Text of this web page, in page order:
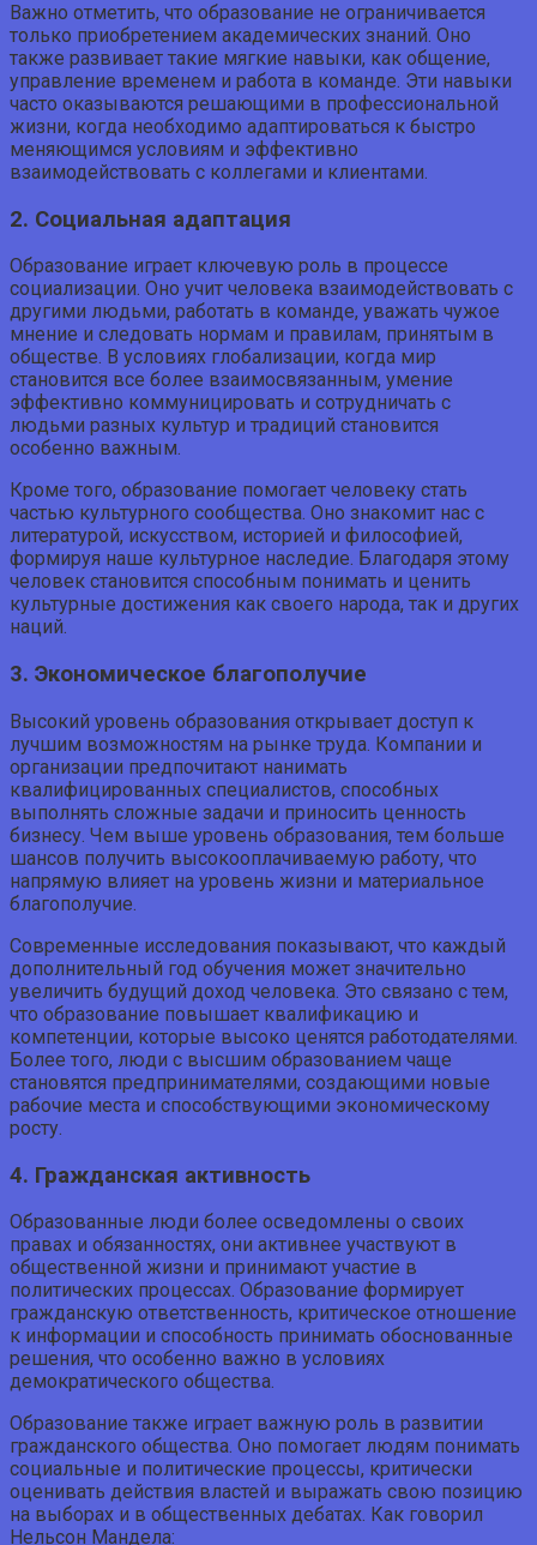
Важно отметить, что образование не ограничивается
только приобретением академических знаний. Оно
также развивает такие мягкие навыки, как общение,
управление временем и работа в команде. Эти навыки
часто оказываются решающими в профессиональной
жизни, когда необходимо адаптироваться к быстро
меняющимся условиям и эффективно
взаимодействовать с коллегами и клиентами.
2. Социальная адаптация
Образование играет ключевую роль в процессе
социализации. Оно учит человека взаимодействовать с
другими людьми, работать в команде, уважать чужое
мнение и следовать нормам и правилам, принятым в
обществе. В условиях глобализации, когда мир
становится все более взаимосвязанным, умение
эффективно коммуницировать и сотрудничать с
людьми разных культур и традиций становится
особенно важным.
Кроме того, образование помогает человеку стать
частью культурного сообщества. Оно знакомит нас с
литературой, искусством, историей и философией,
формируя наше культурное наследие. Благодаря этому
человек становится способным понимать и ценить
культурные достижения как своего народа, так и других
наций.
3. Экономическое благополучие
Высокий уровень образования открывает доступ к
лучшим возможностям на рынке труда. Компании и
организации предпочитают нанимать
квалифицированных специалистов, способных
выполнять сложные задачи и приносить ценность
бизнесу. Чем выше уровень образования, тем больше
шансов получить высокооплачиваемую работу, что
напрямую влияет на уровень жизни и материальное
благополучие.
Современные исследования показывают, что каждый
дополнительный год обучения может значительно
увеличить будущий доход человека. Это связано с тем,
что образование повышает квалификацию и
компетенции, которые высоко ценятся работодателями.
Более того, люди с высшим образованием чаще
становятся предпринимателями, создающими новые
рабочие места и способствующими экономическому
росту.
4. Гражданская активность
Образованные люди более осведомлены о своих
правах и обязанностях, они активнее участвуют в
общественной жизни и принимают участие в
политических процессах. Образование формирует
гражданскую ответственность, критическое отношение
к информации и способность принимать обоснованные
решения, что особенно важно в условиях
демократического общества.
Образование также играет важную роль в развитии
гражданского общества. Оно помогает людям понимать
социальные и политические процессы, критически
оценивать действия властей и выражать свою позицию
на выборах и в общественных дебатах. Как говорил
Нельсон Мандела: